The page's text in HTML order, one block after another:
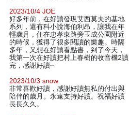
2023/10/4 JOE
好多年前，在好讀發現艾西莫夫的基地
系列，還有科小說海伯利昂，讓我在年
輕歲月，住在忠孝東路旁玉成公園附近
的時候，獲得了很多閱讀的樂趣。時隔
多年，又想在好讀看點書，到了今天，
我第一次在好讀把村上春樹的收音機2讀
完，感謝好讀~
2023/10/3 snow
非常喜歡好讀，感謝好讀無私的付出與
陪伴的歲月。永遠支持好讀。祝福好讀
長長久久。